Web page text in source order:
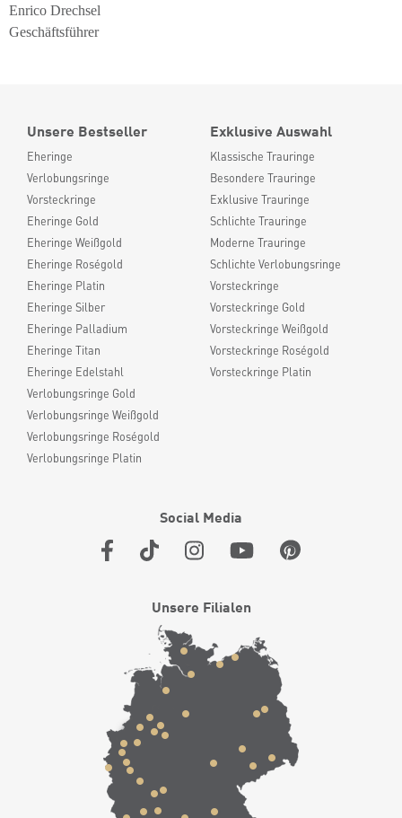
Enrico Drechsel
Geschäftsführer
Unsere Bestseller
Eheringe
Verlobungsringe
Vorsteckringe
Eheringe Gold
Eheringe Weißgold
Eheringe Roségold
Eheringe Platin
Eheringe Silber
Eheringe Palladium
Eheringe Titan
Eheringe Edelstahl
Verlobungsringe Gold
Verlobungsringe Weißgold
Verlobungsringe Roségold
Verlobungsringe Platin
Exklusive Auswahl
Klassische Trauringe
Besondere Trauringe
Exklusive Trauringe
Schlichte Trauringe
Moderne Trauringe
Schlichte Verlobungsringe
Vorsteckringe
Vorsteckringe Gold
Vorsteckringe Weißgold
Vorsteckringe Roségold
Vorsteckringe Platin
Social Media
Unsere Filialen